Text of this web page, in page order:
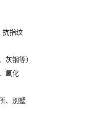
抗指纹
灰钢等）
氧化
、别墅